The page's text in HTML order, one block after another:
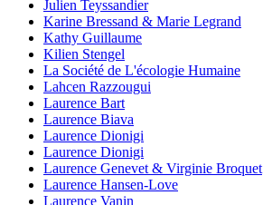
Julien Teyssandier
Karine Bressand & Marie Legrand
Kathy Guillaume
Kilien Stengel
La Société de L'écologie Humaine
Lahcen Razzougui
Laurence Bart
Laurence Biava
Laurence Dionigi
Laurence Dionigi
Laurence Genevet & Virginie Broquet
Laurence Hansen-Love
Laurence Vanin